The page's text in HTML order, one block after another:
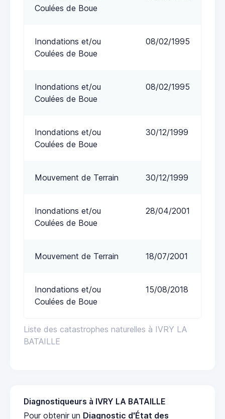
Liste des catastrophes naturelles à IVRY LA
BATAILLE
Coulées de Boue
Inondations et/ou
Coulées de Boue
08/02/1995
Inondations et/ou
Coulées de Boue
08/02/1995
Inondations et/ou
Coulées de Boue
30/12/1999
Mouvement de Terrain 30/12/1999
Inondations et/ou
Coulées de Boue
28/04/2001
Mouvement de Terrain 18/07/2001
Inondations et/ou
Coulées de Boue
15/08/2018
Diagnostiqueurs à IVRY LA BATAILLE
Pour obtenir un Diagnostic d'État des